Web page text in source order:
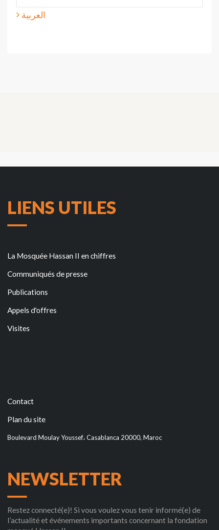
العربية
LIENS UTILES
La Mosquée Hassan II en chiffres
Communiqués de presse
Publications
Appels d'offres
Visites
Contact
Plan du site
Boulevard Moulay Youssef، Casablanca 20000, Maroc
NEWSLETTER
Restez connecté(e)! Si vous voulez vous tenir informé(e) de
l’actualité et événements importants concernant la fondation